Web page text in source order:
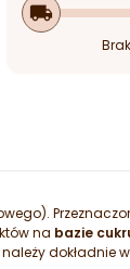
local_shipping
na bazie
dokładnie